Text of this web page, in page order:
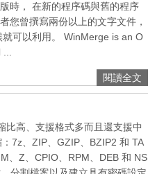
時， 在新的程序碼與舊的程序
您曾撰寫兩份以上的文字文件，
可以利用。 WinMerge is an O
閱讀全文
比高、支援格式多而且還支援中
7z、ZIP、GZIP、BZIP2 和 TA
、Z、CPIO、RPM、DEB 和 NS